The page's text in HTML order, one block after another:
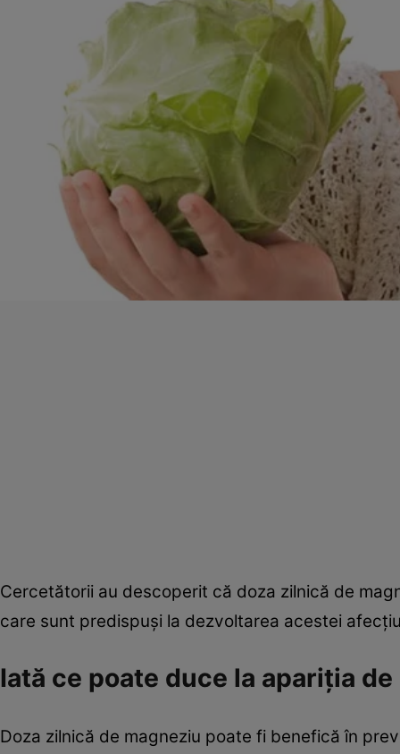
Cercetătorii au descoperit că doza zilnică de
care sunt predispuşi la dezvoltarea acestei
Iată ce poate duce la apariţia
Doza zilnică de magneziu poate fi benefică în